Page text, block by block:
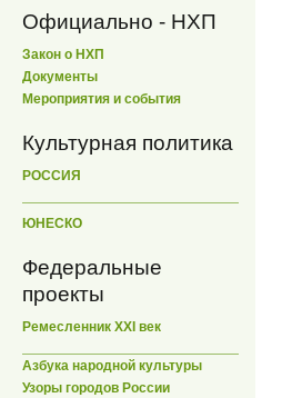
Официально - НХП
Закон о НХП
Документы
Мероприятия и события
Культурная политика
РОССИЯ
ЮНЕСКО
Федеральные
проекты
Ремесленник XXI век
Азбука народной культуры
Узоры городов России